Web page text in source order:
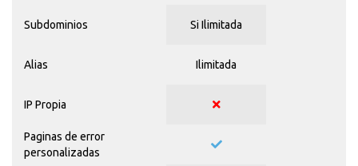
Subdominios Si Ilimitada
Alias Ilimitada
IP Propia
Paginas de error
personalizadas